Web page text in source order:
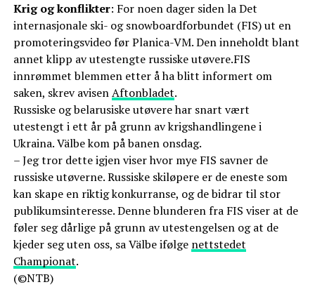
Krig og konflikter: For noen dager siden la Det
internasjonale ski- og snowboardforbundet (FIS) ut en
promoteringsvideo før Planica-VM. Den inneholdt blant
annet klipp av utestengte russiske utøvere.FIS
innrømmet blemmen etter å ha blitt informert om
saken, skrev avisenAftonbladet.
Russiske og belarusiske utøvere har snart vært
utestengt i ett år på grunn av krigshandlingene i
Ukraina. Välbe kom på banen onsdag.
– Jeg tror dette igjen viser hvor mye FIS savner de
russiske utøverne. Russiske skiløpere er de eneste som
kan skape en riktig konkurranse, og de bidrar til stor
publikumsinteresse. Denne blunderen fra FIS viser at de
føler seg dårlige på grunn av utestengelsen og at de
kjeder seg uten oss, sa Välbe ifølge nettstedet
Championat.
(©NTB)